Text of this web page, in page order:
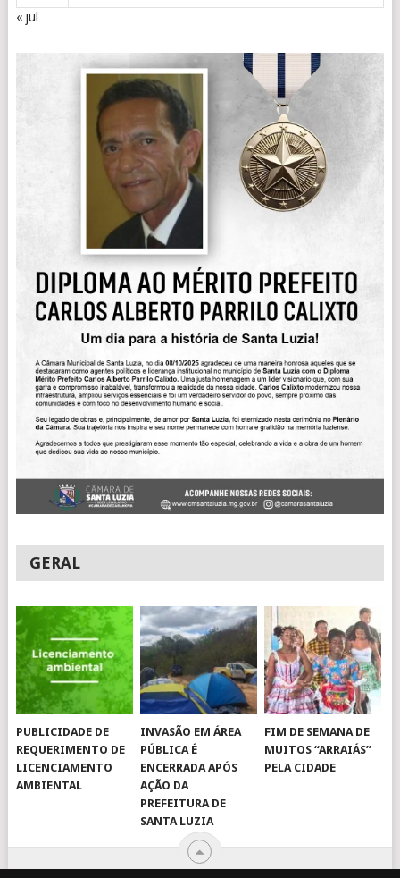
« jul
GERAL
PUBLICIDADE DE
REQUERIMENTO DE
LICENCIAMENTO
AMBIENTAL
INVASÃO EM ÁREA
PÚBLICA É
ENCERRADA APÓS
AÇÃO DA
PREFEITURA DE
SANTA LUZIA
FIM DE SEMANA DE
MUITOS “ARRAIÁS”
PELA CIDADE